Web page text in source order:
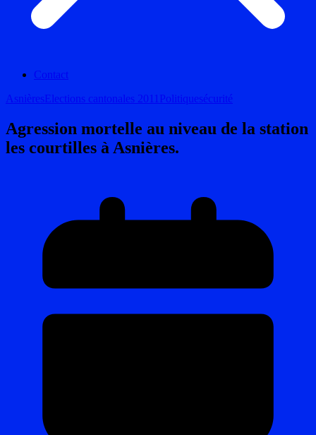
Contact
AsnièresElections cantonales 2011 Politiquesécurité
Agression mortelle au niveau de la station
les courtilles à Asnières.